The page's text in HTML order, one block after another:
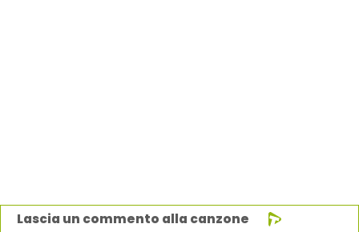
Lascia un commento alla canzone